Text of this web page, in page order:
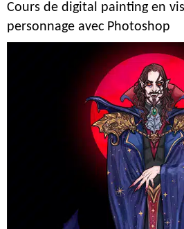
Cours de digital painting en
personnage avec Photoshop